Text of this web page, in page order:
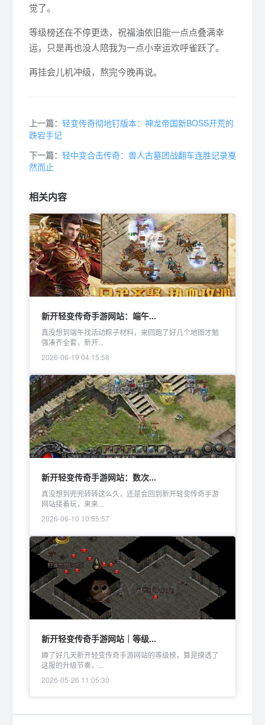
觉了。
等级榜还在不停更迭，祝福油依旧能一点点叠满幸
运，只是再也没人陪我为一点小幸运欢呼雀跃了。
再挂会儿机冲级，熬完今晚再说。
上一篇： 轻变传奇彻地钉版本：神龙帝国新BOSS开荒的
跌宕手记
下一篇： 轻中变合击传奇：兽人古墓团战翻车连胜记录戛
然而止
相关内容
新开轻变传奇手游网站：端午...
真没想到端午找活动粽子材料，来回跑了好几个地图才勉
强凑齐全套，新开...
2026-06-19 04:15:58
新开轻变传奇手游网站：数次...
真没想到兜兜转转这么久，还是会回到新开轻变传奇手游
网站接着玩，来来...
2026-06-10 10:55:57
新开轻变传奇手游网站｜等级...
蹲了好几天新开轻变传奇手游网站的等级榜，算是摸透了
这服的升级节奏，...
2026-05-26 11:05:30